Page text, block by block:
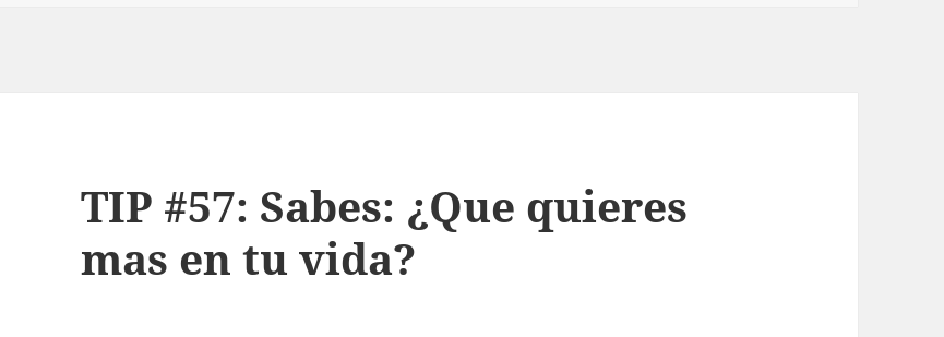
TIP #57: Sabes: ¿Que quieres
mas en tu vida?